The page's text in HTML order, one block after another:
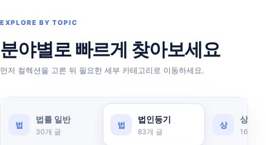
EXPLORE BY TOPIC
분야별로 빠르게 찾아보세요
먼저 컬렉션을 고른 뒤 필요한 세부 카테고리로 이동하세요.
법
법률 일반
30개 글
법
법인등기
83개 글
상
상표
16